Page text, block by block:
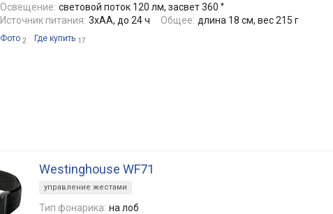
Освещение: световой поток 120 лм, засвет 360 °
Источник питания: 3xAA, до 24 ч Общее: длина 18 см, вес 215 г
Фото 2 Где купить 17
Westinghouse WF71
управление жестами
Тип фонарика: на лоб